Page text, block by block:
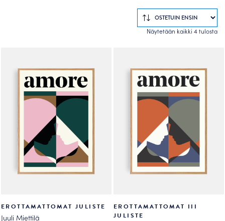
Näytetään kaikki 4 tulosta
EROTTAMATTOMAT JULISTE
Juuli Miettilä
EROTTAMATTOMAT III
JULISTE